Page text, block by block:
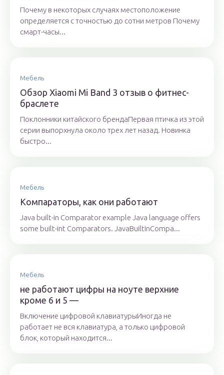
Почему в некоторых случаях местоположение
определяется с точностью до сотни метров Почему
смарт-часы...
Мебель
Обзор Xiaomi Mi Band 3 отзыв о фитнес-
браслете
Поклонники китайского брендаПервая птичка из этой
серии выпорхнула около трех лет назад. Новинка
быстро...
Мебель
Компараторы, как они работают
Java built-in Comparator example Java language offers
some built-int Comparators. JavaBuiltInCompa...
Мебель
не работают цифры на ноуте верхние
кроме 6 и 5 —
Включение цифровой клавиатурыИногда не
работает не вся клавиатура, а только цифровой
блок, который находится...